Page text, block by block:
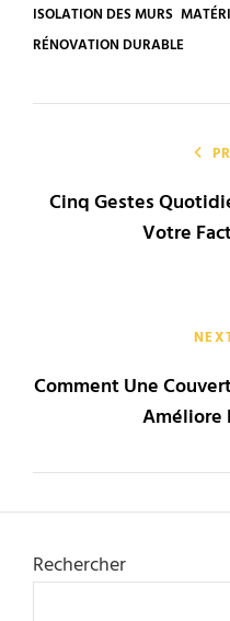
TAGS
ISOLATION DES MURS
RÉNOVATION DURABLE
l’article
Cinq Gestes
Votre
Comment Une
Améliore
Rechercher